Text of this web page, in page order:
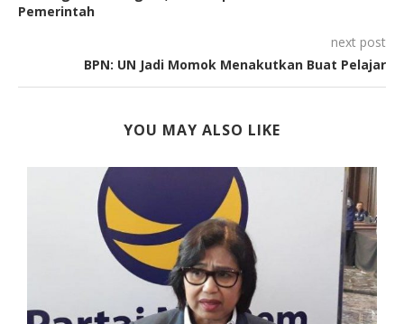
Pemerintah
next post
BPN: UN Jadi Momok Menakutkan Buat Pelajar
YOU MAY ALSO LIKE